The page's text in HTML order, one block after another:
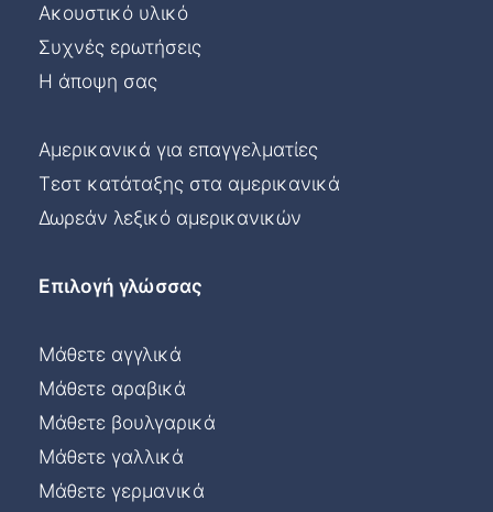
Ακουστικό υλικό
Συχνές ερωτήσεις
Η άποψη σας
Αμερικανικά για επαγγελματίες
Τεστ κατάταξης στα αμερικανικά
Δωρεάν λεξικό αμερικανικών
Επιλογή γλώσσας
Μάθετε αγγλικά
Μάθετε αραβικά
Μάθετε βουλγαρικά
Μάθετε γαλλικά
Μάθετε γερμανικά